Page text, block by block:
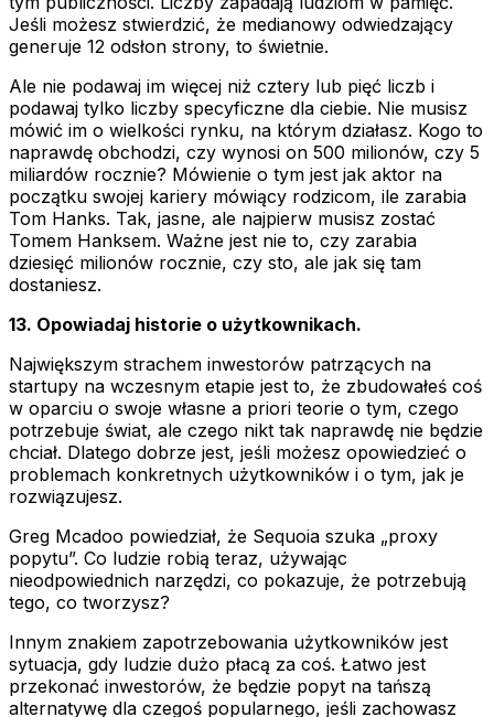
Jeśli możesz stwierdzić, że medianowy odwiedzający
generuje 12 odsłon strony, to świetnie.
Ale nie podawaj im więcej niż cztery lub pięć liczb i
podawaj tylko liczby specyficzne dla ciebie. Nie musisz
mówić im o wielkości rynku, na którym działasz. Kogo to
naprawdę obchodzi, czy wynosi on 500 milionów, czy 5
miliardów rocznie? Mówienie o tym jest jak aktor na
początku swojej kariery mówiący rodzicom, ile zarabia
Tom Hanks. Tak, jasne, ale najpierw musisz zostać
Tomem Hanksem. Ważne jest nie to, czy zarabia
dziesięć milionów rocznie, czy sto, ale jak się tam
dostaniesz.
13. Opowiadaj historie o użytkownikach.
Największym strachem inwestorów patrzących na
startupy na wczesnym etapie jest to, że zbudowałeś coś
w oparciu o swoje własne a priori teorie o tym, czego
potrzebuje świat, ale czego nikt tak naprawdę nie będzie
chciał. Dlatego dobrze jest, jeśli możesz opowiedzieć o
problemach konkretnych użytkowników i o tym, jak je
rozwiązujesz.
Greg Mcadoo powiedział, że Sequoia szuka „proxy
popytu”. Co ludzie robią teraz, używając
nieodpowiednich narzędzi, co pokazuje, że potrzebują
tego, co tworzysz?
Innym znakiem zapotrzebowania użytkowników jest
sytuacja, gdy ludzie dużo płacą za coś. Łatwo jest
przekonać inwestorów, że będzie popyt na tańszą
alternatywę dla czegoś popularnego, jeśli zachowasz